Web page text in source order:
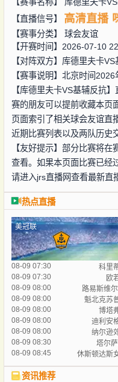
【直播信号】
高清直播
【赛事分类】 球会友谊
【开赛时间】2026-07-10
【对阵双方】 库德里夫卡VS
【赛事说明】北京时间
【库德里夫卡VS基辅反抗
赛的朋友可以提前收藏本页
页面索引了相关球会友谊直
近期比赛列表以及两队历史
【友好提示】部分比赛将
查看。如果本页面比赛已经
请进入jrs直播网查看最新直
热点直播
美冠联
08-09 07:30 科里
08-09 07:30
欧
08-09 08:00
路易斯维
08-09 08:00
魁北克苏
08-09 08:00
博塔
08-09 08:00
迪利安
08-09 08:00
纳尔逊
08-09 08:30
塔尔
08-09 08:45
休斯顿达斯
资讯推荐